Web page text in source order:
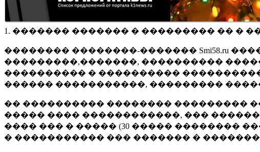
1. ������� ������� � ��������� �� �
�������� ��������-������� Smi58.ru
���������,�������, ����������
���������� � ����������
������ �����������, ���������
�� ���������� �������� ���������
����� ���� ������������, ���
���� ��� � ����� (30 ����� ��������
� ����������� ��� ������� � �������